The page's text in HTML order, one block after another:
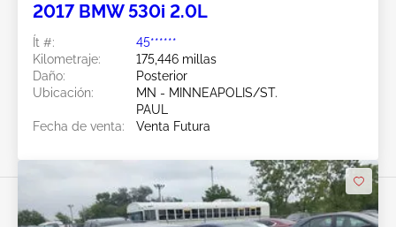
2017 BMW 530i 2.0L
Ít #:
45******
Kilometraje:
175,446 millas
Daño:
Posterior
Ubicación:
MN - MINNEAPOLIS/ST.
PAUL
Fecha de venta:
Venta Futura